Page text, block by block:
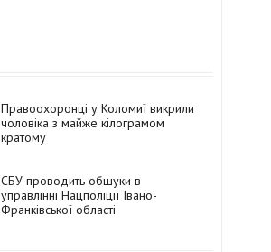
Правоохоронці у Коломиї викрили
чоловіка з майже кілограмом
кратому
СБУ проводить обшуки в
управлінні Нацполіції Івано-
Франківської області